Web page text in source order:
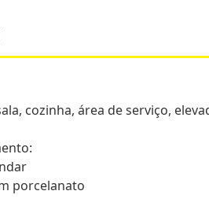
cozinha, área de serviço,
porcelanato